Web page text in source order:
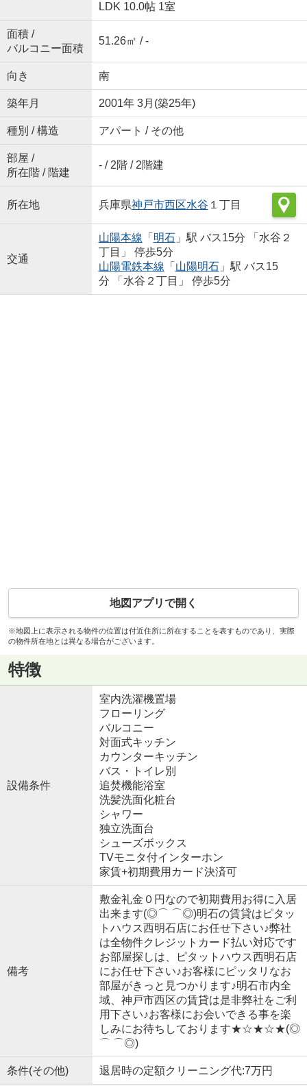
LDK 10.0帖 1室
面積 /
バルコニー面積
51.26㎡ / -
向き 南
築年月 2001年 3月(築25年)
種別 / 構造 アパート / その他
部屋 /
所在階 / 階建
- / 2階 / 2階建
所在地 兵庫県神戸市西区水谷 １丁目
交通
山陽本線 「 明石」駅 バス15分 「水谷２
丁目」 停歩5分
山陽電鉄本線 「 山陽明石」駅 バス15
分 「水谷２丁目」 停歩5分
地図アプリで開く
※地図上に表示される物件の位置は付近住所に所在することを表すものであり、実際
の物件所在地とは異なる場合がございます。
特徴
設備条件
室内洗濯機置場
フローリング
バルコニー
対面式キッチン
カウンターキッチン
バス・トイレ別
追焚機能浴室
洗髪洗面化粧台
シャワー
独立洗面台
シューズボックス
TVモニタ付インターホン
家賃+初期費用カード決済可
備考
敷金礼金０円なので初期費用お得に入居
出来ます(◎⌒ ⌒◎)明石の賃貸はピタッ
トハウス西明石店にお任せ下さい♪弊社
は全物件クレジットカード払い対応です
お部屋探しは、ピタットハウス西明石店
にお任せ下さい♪お客様にピッタリなお
部屋がきっと見つかります♪明石市内全
域、神戸市西区の賃貸は是非弊社をご利
用下さい♪お客様にお会いできる事を楽
しみにお待ちしております★☆★☆★(◎
⌒ ⌒◎)
条件(その他) 退居時の定額クリーニング代:7万円